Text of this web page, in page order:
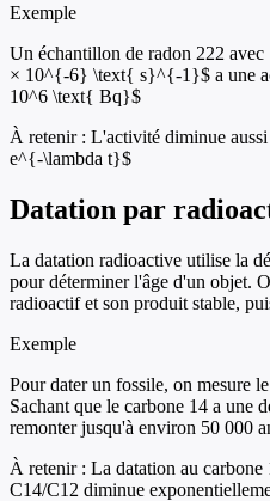
Exemple
Un échantillon de radon 222
× 10^{-6} \text{ s}^{-1}$ a une
10^6 \text{ Bq}$
À retenir : L'activité diminue
e^{-\lambda t}$
Datation par
La datation radioactive utilise la
pour déterminer l'âge d'un objet.
radioactif et son produit stable,
Exemple
Pour dater un fossile, on mesure
Sachant que le carbone 14 a une
remonter jusqu'à environ 50 000
À retenir : La datation au
C14/C12 diminue